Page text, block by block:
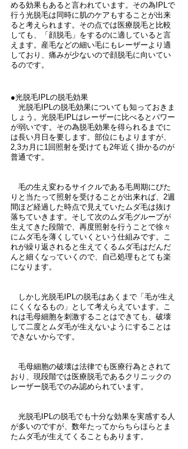
める効果もあると言われています。その為IPLで
行う光脱毛は同時に肌のケアもすることが出来
ると考えられます。その点では医療脱毛と比較
しても、「顔脱毛」をするのに適していると言
えます。産毛などの細い毛にもレーザーより適
しており、痛みが少ないので顔脱毛に向いてい
るのです。
●光脱毛IPLの脱毛効果
光脱毛IPLの脱毛効果についても知っておきま
しょう。光脱毛IPLはレーザーに比べるとパワー
が弱いです。その為脱毛効果を得られるまでに
は長い月日を要します。部位にもよりますが、
2,3カ月に1回照射を受けても2年近く掛かるのが
普通です。
毛の生え変わるサイクルである毛周期にぴた
りと当たって照射を受けることが出来れば、2週
間ほど経過した時点で見えていたムダ毛は抜け
落ちていきます。そして次のムダ毛グループが
生えてきた段階で、再度照射を行うことで徐々
にムダ毛を薄くしていくという仕組みです。こ
れが繰り返されると生えてくるムダ毛はだんだ
んと細くなっていくので、自己処理もとても楽
になります。
しかし光脱毛IPLの脱毛はあくまで「毛が生え
にくくなるもの」として考えらえています。こ
れは毛母細胞を刺激することはできても、破壊
して二度とムダ毛が生えないようにすることは
できないからです。
毛母細胞の破壊は法律でも医療行為とされて
おり、現段階では医療脱毛であるクリニックの
レーザー脱毛でのみ認められています。
光脱毛IPLの脱毛でも十分な効果を実感する人
が多いのですが、数年たってからちらほらとま
たムダ毛が生えてくることもあります。